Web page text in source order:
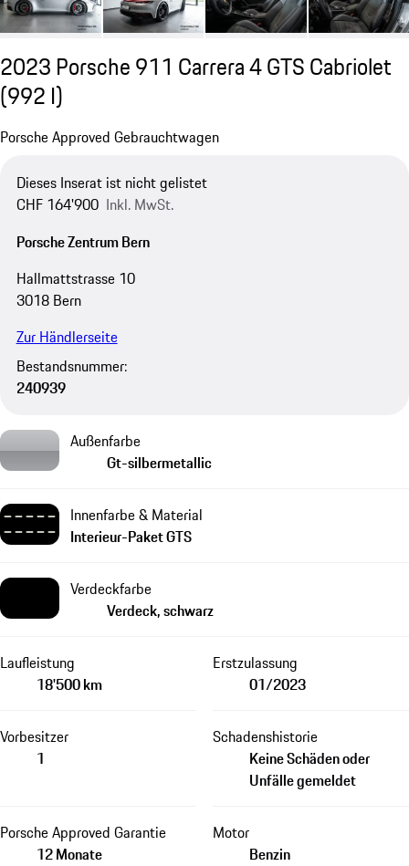
2023 Porsche 911 Carrera 4 GTS Cabriolet
(992 I)
Porsche Approved Gebrauchtwagen
Dieses Inserat ist nicht gelistet
CHF 164'900 Inkl. MwSt.
Porsche Zentrum Bern
Hallmattstrasse 10
3018 Bern
Zur Händlerseite
Bestandsnummer:
240939
Außenfarbe
Gt-silbermetallic
Innenfarbe & Material
Interieur-Paket GTS
Verdeckfarbe
Verdeck, schwarz
Laufleistung
18'500 km
Erstzulassung
01/2023
Vorbesitzer
1
Schadenshistorie
Keine Schäden oder
Unfälle gemeldet
Porsche Approved Garantie
12 Monate
Motor
Benzin